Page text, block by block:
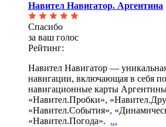
Навител Навигатор. Аргентина
Спасибо
за ваш голос
Рейтинг:
Навител Навигатор —
навигации, включающая в себя
навигационные карты
«Навител.Пробки»,
«Навител.События»,
«Навител.Погода». ...